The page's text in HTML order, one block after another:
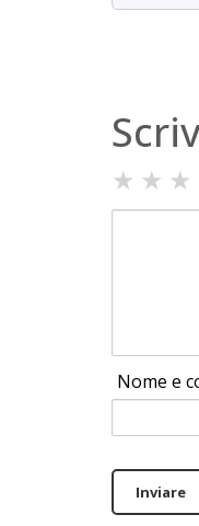
★ ★ ★
Nome e
Inviare